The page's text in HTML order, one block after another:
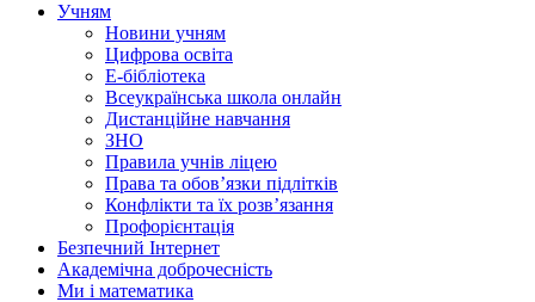
Учням
Новини учням
Цифрова освіта
E-бібліотека
Всеукраїнська школа онлайн
Дистанційне навчання
ЗНО
Правила учнів ліцею
Права та обов’язки підлітків
Конфлікти та їх розв’язання
Профорієнтація
Безпечний Інтернет
Академічна доброчесність
Ми і математика